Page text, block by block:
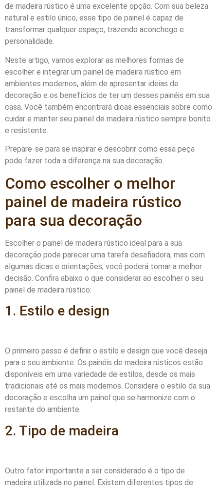
de madeira rústico é uma excelente opção. Com sua beleza
natural e estilo único, esse tipo de painel é capaz de
transformar qualquer espaço, trazendo aconchego e
personalidade.
Neste artigo, vamos explorar as melhores formas de
escolher e integrar um painel de madeira rústico em
ambientes modernos, além de apresentar ideias de
decoração e os benefícios de ter um desses painéis em sua
casa. Você também encontrará dicas essenciais sobre como
cuidar e manter seu painel de madeira rústico sempre bonito
e resistente.
Prepare-se para se inspirar e descobrir como essa peça
pode fazer toda a diferença na sua decoração.
Como escolher o melhor
painel de madeira rústico
para sua decoração
Escolher o painel de madeira rústico ideal para a sua
decoração pode parecer uma tarefa desafiadora, mas com
algumas dicas e orientações, você poderá tomar a melhor
decisão. Confira abaixo o que considerar ao escolher o seu
painel de madeira rústico:
1. Estilo e design
O primeiro passo é definir o estilo e design que você deseja
para o seu ambiente. Os painéis de madeira rústicos estão
disponíveis em uma variedade de estilos, desde os mais
tradicionais até os mais modernos. Considere o estilo da sua
decoração e escolha um painel que se harmonize com o
restante do ambiente.
2. Tipo de madeira
Outro fator importante a ser considerado é o tipo de
madeira utilizada no painel. Existem diferentes tipos de